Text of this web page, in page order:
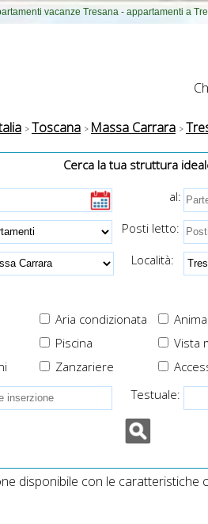
vacanze Tresana - appartamenti a
Toscana Massa Carrara
Cerca la tua struttura
al:
Posti letto:
Località:
Aria condizionata
Piscina Vista
Zanzariere
Testuale:
disponibile con le caratteristiche